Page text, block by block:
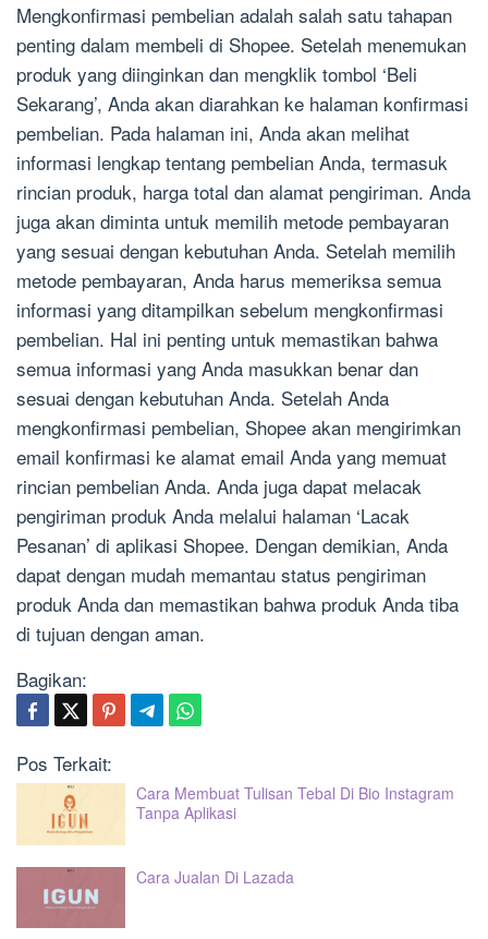
Mengkonfirmasi pembelian adalah salah satu tahapan
penting dalam membeli di Shopee. Setelah menemukan
produk yang diinginkan dan mengklik tombol ‘Beli
Sekarang’, Anda akan diarahkan ke halaman konfirmasi
pembelian. Pada halaman ini, Anda akan melihat
informasi lengkap tentang pembelian Anda, termasuk
rincian produk, harga total dan alamat pengiriman. Anda
juga akan diminta untuk memilih metode pembayaran
yang sesuai dengan kebutuhan Anda. Setelah memilih
metode pembayaran, Anda harus memeriksa semua
informasi yang ditampilkan sebelum mengkonfirmasi
pembelian. Hal ini penting untuk memastikan bahwa
semua informasi yang Anda masukkan benar dan
sesuai dengan kebutuhan Anda. Setelah Anda
mengkonfirmasi pembelian, Shopee akan mengirimkan
email konfirmasi ke alamat email Anda yang memuat
rincian pembelian Anda. Anda juga dapat melacak
pengiriman produk Anda melalui halaman ‘Lacak
Pesanan’ di aplikasi Shopee. Dengan demikian, Anda
dapat dengan mudah memantau status pengiriman
produk Anda dan memastikan bahwa produk Anda tiba
di tujuan dengan aman.
Bagikan:
Pos Terkait:
Cara Membuat Tulisan Tebal Di Bio Instagram
Tanpa Aplikasi
Cara Jualan Di Lazada